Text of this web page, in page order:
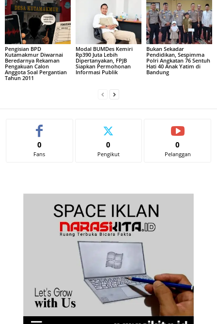
Pengisian BPD
Kutamakmur Diwarnai
Beredarnya Rekaman
Pengakuan Calon
Anggota Soal Pergantian
Tahun 2011
Modal BUMDes Kemiri
Rp390 Juta Lebih
Dipertanyakan, FPJB
Siapkan Permohonan
Informasi Publik
Bukan Sekadar
Pendidikan, Sespimma
Polri Angkatan 76 Sentuh
Hati 40 Anak Yatim di
Bandung
0
Fans
0
Pengikut
0
Pelanggan